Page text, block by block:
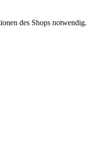
des Shops notwendig.